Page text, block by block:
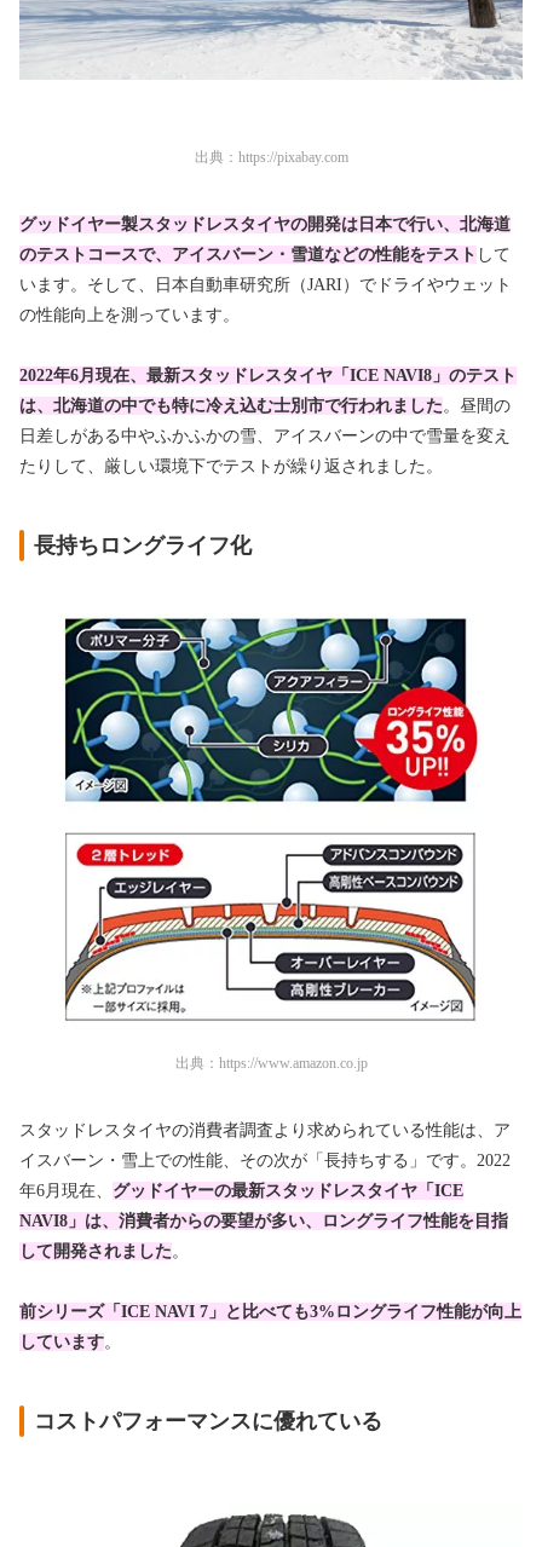
出典： https://pixabay.com
グッドイヤー製スタッドレスタイヤの開発は日本で行い、北海道
のテストコースで、アイスバーン・雪道などの性能をテスト して
います。そして、日本自動車研究所（JARI）でドライやウェット
の性能向上を測っています。
2022年6月現在、最新スタッドレスタイヤ「ICE NAVI8」のテスト
は、北海道の中でも特に冷え込む士別市で行われました。昼間の
日差しがある中やふかふかの雪、アイスバーンの中で雪量を変え
たりして、厳しい環境下でテストが繰り返されました。
長持ちロングライフ化
出典： https://www.amazon.co.jp
スタッドレスタイヤの消費者調査より求められている性能は、ア
イスバーン・雪上での性能、その次が「長持ちする」です。2022
年6月現在、 グッドイヤーの最新スタッドレスタイヤ「ICE
NAVI8」は、消費者からの要望が多い、ロングライフ性能を目指
して開発されました。
前シリーズ「ICE NAVI 7」と比べても3%ロングライフ性能が向上
しています。
コストパフォーマンスに優れている